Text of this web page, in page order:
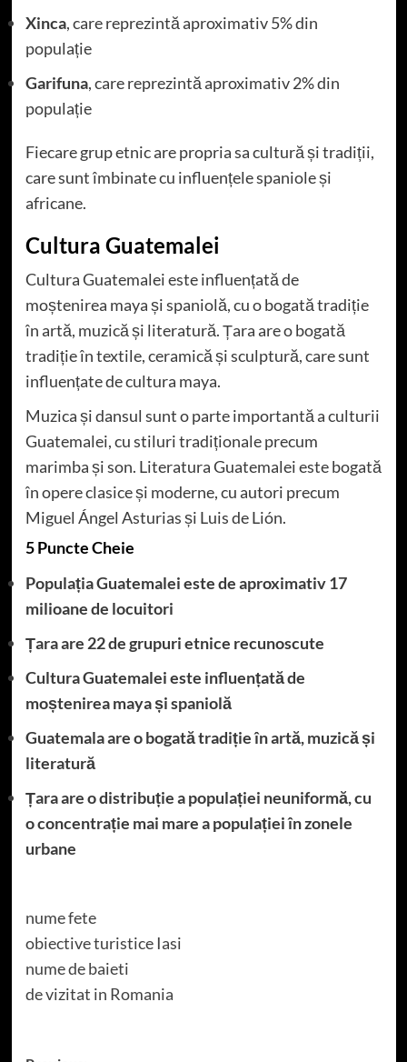
Xinca, care reprezintă aproximativ 5% din
populație
Garifuna, care reprezintă aproximativ 2% din
populație
Fiecare grup etnic are propria sa cultură și tradiții,
care sunt îmbinate cu influențele spaniole și
africane.
Cultura Guatemalei
Cultura Guatemalei este influențată de
moștenirea maya și spaniolă, cu o bogată tradiție
în artă, muzică și literatură. Țara are o bogată
tradiție în textile, ceramică și sculptură, care sunt
influențate de cultura maya.
Muzica și dansul sunt o parte importantă a culturii
Guatemalei, cu stiluri tradiționale precum
marimba și son. Literatura Guatemalei este bogată
în opere clasice și moderne, cu autori precum
Miguel Ángel Asturias și Luis de Lión.
5 Puncte Cheie
Populația Guatemalei este de aproximativ 17
milioane de locuitori
Țara are 22 de grupuri etnice recunoscute
Cultura Guatemalei este influențată de
moștenirea maya și spaniolă
Guatemala are o bogată tradiție în artă, muzică și
literatură
Țara are o distribuție a populației neuniformă, cu
o concentrație mai mare a populației în zonele
urbane
nume fete
obiective turistice Iasi
nume de baieti
de vizitat in Romania